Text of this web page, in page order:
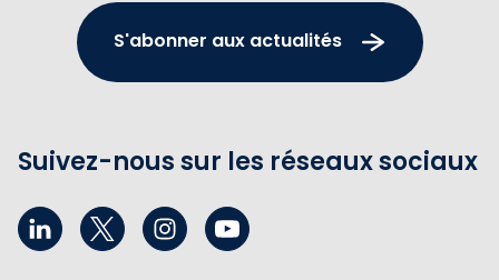
S'abonner aux actualités
Suivez-nous sur les réseaux sociaux